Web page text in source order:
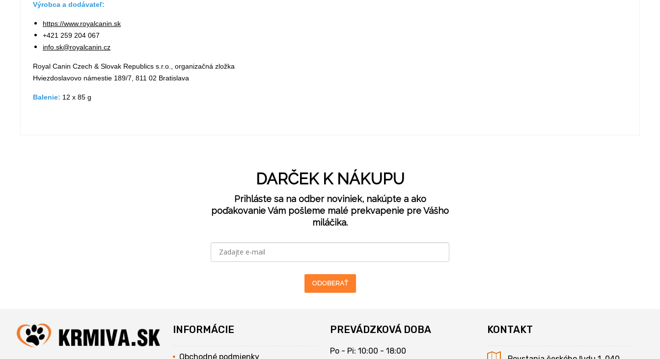
Výrobca a dodávateľ:
https://www.royalcanin.sk
+421 259 204 067
info.sk@royalcanin.cz
Royal Canin Czech & Slovak Republics s.r.o., organizačná zložka
Hviezdoslavovo námestie 189/7, 811 02 Bratislava
Balenie: 12 x 85 g
DARČEK K NÁKUPU
Prihláste sa na odber noviniek, nakúpte a ako
poďakovanie Vám pošleme malé prekvapenie pre Vášho
miláčika.
ODOBERAŤ
INFORMÁCIE
Obchodné podmienky
PREVÁDZKOVÁ DOBA
Po - Pi: 10:00 - 18:00
KONTAKT